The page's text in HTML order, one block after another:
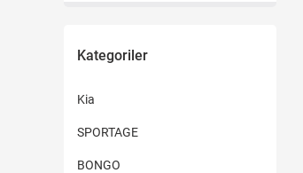
Kategoriler
Kia
SPORTAGE
BONGO